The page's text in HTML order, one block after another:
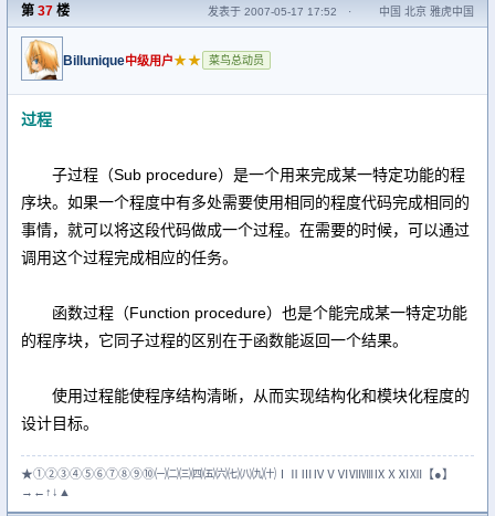
第 37 楼 发表于 2007-05-17 17:52 · 中国 北京 雅虎中国
Billunique中级用户★★ 菜鸟总动员
过程
子过程（Sub procedure）是一个用来完成某一特定功能的程
序块。如果一个程度中有多处需要使用相同的程度代码完成相同的
事情，就可以将这段代码做成一个过程。在需要的时候，可以通过
调用这个过程完成相应的任务。
函数过程（Function procedure）也是个能完成某一特定功能
的程序块，它同子过程的区别在于函数能返回一个结果。
使用过程能使程序结构清晰，从而实现结构化和模块化程度的
设计目标。
★①②③④⑤⑥⑦⑧⑨⑩㈠㈡㈢㈣㈤㈥㈦㈧㈨㈩ⅠⅡⅢⅣⅤⅥⅦⅧⅨⅩⅪⅫ【●】
→←↑↓▲